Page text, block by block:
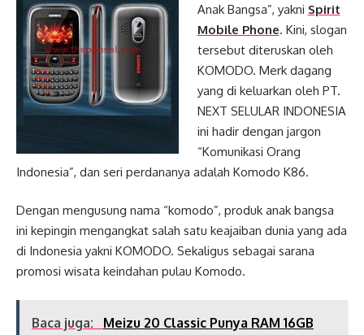
Anak Bangsa”, yakni Spirit
Mobile Phone. Kini, slogan
tersebut diteruskan oleh
KOMODO. Merk dagang
yang di keluarkan oleh PT.
NEXT SELULAR INDONESIA
ini hadir dengan jargon
“Komunikasi Orang
Indonesia”, dan seri perdananya adalah Komodo K86.
Dengan mengusung nama “komodo”, produk anak bangsa
ini kepingin mengangkat salah satu keajaiban dunia yang ada
di Indonesia yakni KOMODO. Sekaligus sebagai sarana
promosi wisata keindahan pulau Komodo.
Baca juga:
Meizu 20 Classic Punya RAM 16GB